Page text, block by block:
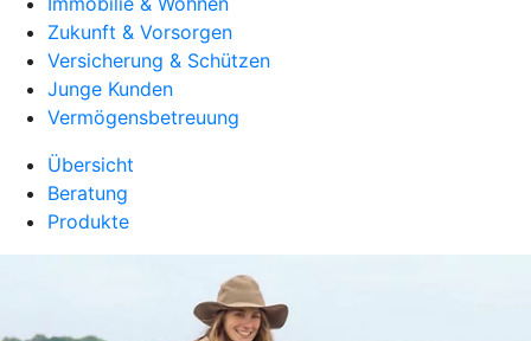
Zukunft & Vorsorgen
Versicherung & Schützen
Junge Kunden
Vermögensbetreuung
Übersicht
Beratung
Produkte